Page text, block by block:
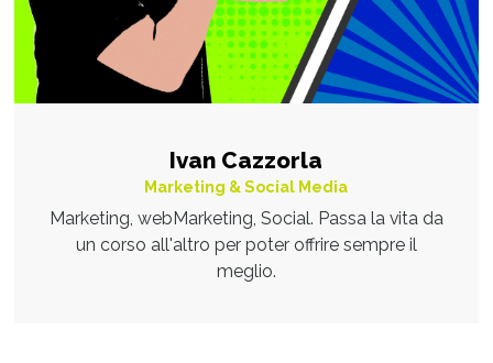
Ivan Cazzorla
Marketing & Social Media
Marketing, webMarketing, Social. Passa la vita da
un corso all'altro per poter offrire sempre il
meglio.